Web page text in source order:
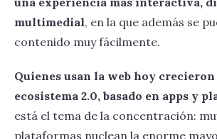
multimedial, en la que además se
contenido muy fácilmente.
Quienes usan la web hoy crecieron
ecosistema 2.0, basado en apps y
está el tema de la concentración:
plataformas nuclean la enorme